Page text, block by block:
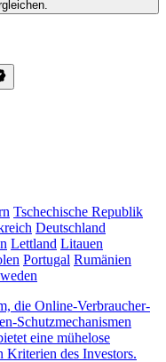
Tschechische Republik
Deutschland
Lettland Litauen
Portugal Rumänien
die Online-Verbraucher-
Schutzmechanismen
eine mühelose
Kriterien des Investors.